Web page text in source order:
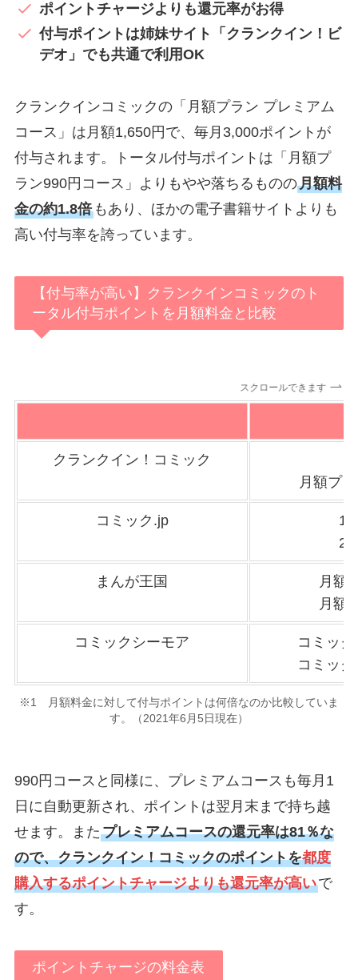
ポイントチャージよりも還元率がお得
付与ポイントは姉妹サイト「クランクイン！ビ
デオ」でも共通で利用OK
クランクインコミックの「月額プラン プレミアム
コース」は月額1,650円で、毎月3,000ポイントが
付与されます。トータル付与ポイントは「月額プ
ラン990円コース」よりもやや落ちるものの月額料
金の約1.8倍もあり、ほかの電子書籍サイトよりも
高い付与率を誇っています。
【付与率が高い】クランクインコミックのト
ータル付与ポイントを月額料金と比較
スクロールできます
クランクイン！コミック
月額プ
コミック.jp
まんが王国
月額
月額
コミックシーモア
コミッ
コミッ
※1 月額料金に対して付与ポイントは何倍なのか比較していま
す。（2021年6月5日現在）
990円コースと同様に、プレミアムコースも毎月1
日に自動更新され、ポイントは翌月末まで持ち越
せます。またプレミアムコースの還元率は81％な
ので、クランクイン！コミックのポイントを都度
購入するポイントチャージよりも還元率が高いで
す。
ポイントチャージの料金表